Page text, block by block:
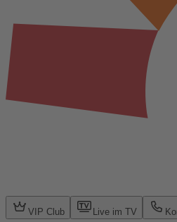
VIP Club Live im TV